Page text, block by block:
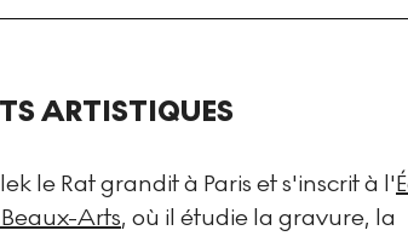
ARTISTIQUES
le Rat grandit à Paris et s'inscrit à l'
Arts, où il étudie la gravure, la